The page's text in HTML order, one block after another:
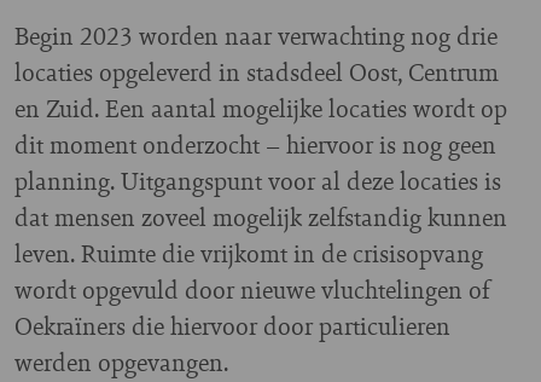
Begin 2023 worden naar verwachting nog drie
locaties opgeleverd in stadsdeel Oost, Centrum
en Zuid. Een aantal mogelijke locaties wordt op
dit moment onderzocht – hiervoor is nog geen
planning. Uitgangspunt voor al deze locaties is
dat mensen zoveel mogelijk zelfstandig kunnen
leven. Ruimte die vrijkomt in de crisisopvang
wordt opgevuld door nieuwe vluchtelingen of
Oekraïners die hiervoor door particulieren
werden opgevangen.